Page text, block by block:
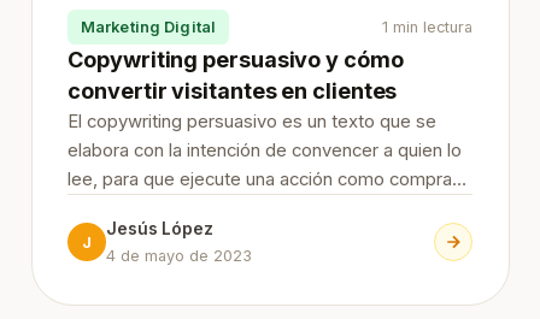
Marketing Digital 1 min lectura
Copywriting persuasivo y cómo
convertir visitantes en clientes
El copywriting persuasivo es un texto que se
elabora con la intención de convencer a quien lo
lee, para que ejecute una acción como comprar
es engañar ni manipular, sino crear una conexión
genuina con l
J
Jesús López
4 de mayo de 2023